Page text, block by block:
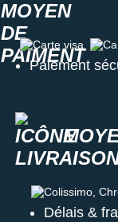
Carte visa
Paiement
Colissimo,
Délais &